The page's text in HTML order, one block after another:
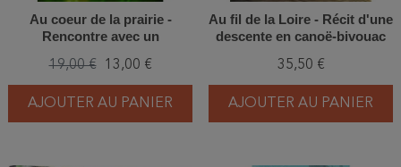
Au coeur de la prairie -
Rencontre avec un
fragile
19,00 € 13,00 €
AJOUTER AU PANIER
Au fil de la Loire - Récit d'une
descente en canoë-bivouac
35,50 €
AJOUTER AU PANIER